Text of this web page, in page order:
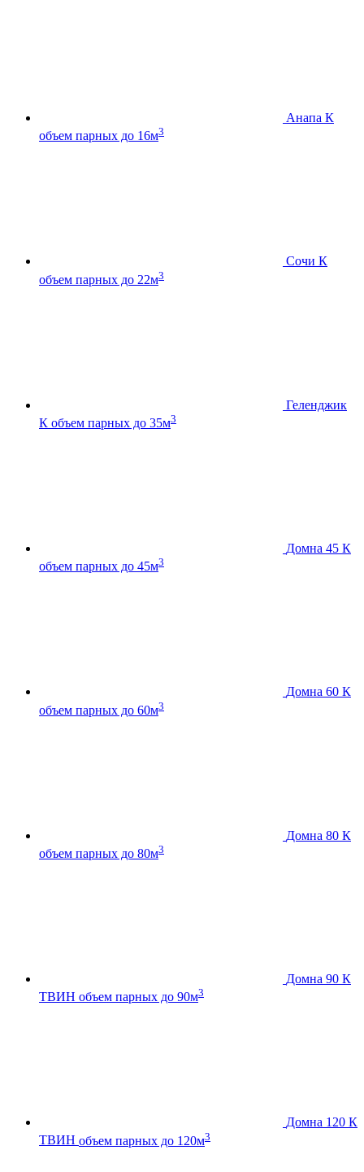
Анапа К
объем парных до 16м3
Сочи К
объем парных до 22м3
Геленджик
К объем парных до 35м3
Домна 45 К
объем парных до 45м3
Домна 60 К
объем парных до 60м3
Домна 80 К
объем парных до 80м3
Домна 90 К
ТВИН объем парных до 90м3
Домна 120 К
ТВИН объем парных до 120м3